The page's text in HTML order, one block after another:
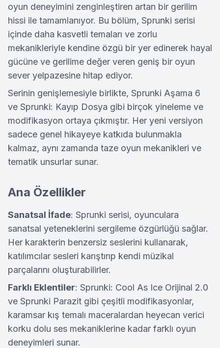
oyun deneyimini zenginleştiren artan bir gerilim
hissi ile tamamlanıyor. Bu bölüm, Sprunki serisi
içinde daha kasvetli temaları ve zorlu
mekanikleriyle kendine özgü bir yer edinerek hayal
gücüne ve gerilime değer veren geniş bir oyun
sever yelpazesine hitap ediyor.
Serinin genişlemesiyle birlikte, Sprunki Aşama 6
ve Sprunki: Kayıp Dosya gibi birçok yineleme ve
modifikasyon ortaya çıkmıştır. Her yeni versiyon
sadece genel hikayeye katkıda bulunmakla
kalmaz, aynı zamanda taze oyun mekanikleri ve
tematik unsurlar sunar.
Ana Özellikler
Sanatsal İfade: Sprunki serisi, oyunculara
sanatsal yeteneklerini sergileme özgürlüğü sağlar.
Her karakterin benzersiz seslerini kullanarak,
katılımcılar sesleri karıştırıp kendi müzikal
parçalarını oluşturabilirler.
Farklı Eklentiler: Sprunki: Cool As Ice Orijinal 2.0
ve Sprunki Parazit gibi çeşitli modifikasyonlar,
karamsar kış temalı maceralardan heyecan verici
korku dolu ses mekaniklerine kadar farklı oyun
deneyimleri sunar.